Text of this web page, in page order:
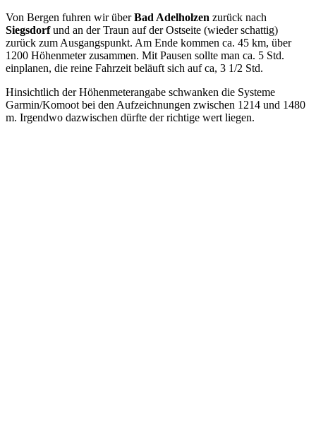
Von Bergen fuhren wir überBad Adelholzen zurück nach
Siegsdorfund an der Traun auf der Ostseite (wieder schattig)
zurück zum Ausgangspunkt. Am Ende kommen ca. 45 km, über
1200 Höhenmeter zusammen. Mit Pausen sollte man ca. 5 Std.
einplanen, die reine Fahrzeit beläuft sich auf ca, 3 1/2 Std.
Hinsichtlich der Höhenmeterangabe schwanken die Systeme
Garmin/Komoot bei den Aufzeichnungen zwischen 1214 und 1480
m. Irgendwo dazwischen dürfte der richtige wert liegen.